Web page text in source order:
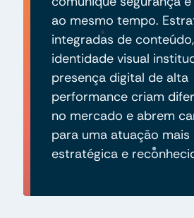
ao mesmo tempo.
integradas de conteúdo,
identidade visual
presença digital de alta
performance criam
no mercado e abrem
para uma atuação mais
estratégica e